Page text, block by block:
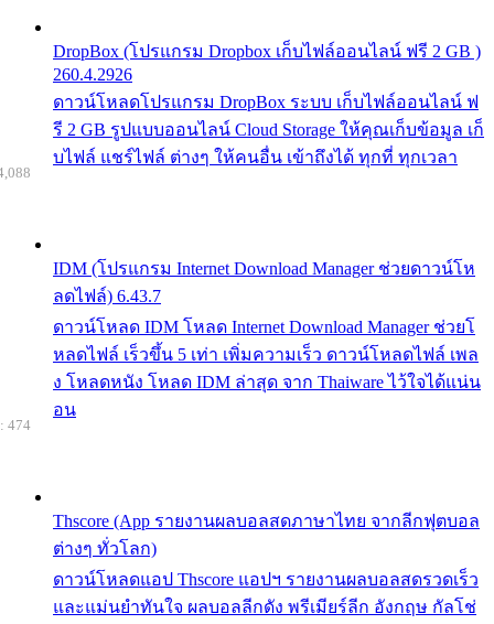
DropBox (โปรแกรม Dropbox เก็บไฟล์ออนไลน์ ฟรี 2 GB )
260.4.2926
ดาวน์โหลดโปรแกรม DropBox ระบบ เก็บไฟล์ออนไลน์ ฟ
รี 2 GB รูปแบบออนไลน์ Cloud Storage ให้คุณเก็บข้อมูล เก็
บไฟล์ แชร์ไฟล์ ต่างๆ ให้คนอื่น เข้าถึงได้ ทุกที่ ทุกเวลา
IDM (โปรแกรม Internet Download Manager ช่วยดาวน์โห
ลดไฟล์) 6.43.7
ดาวน์โหลด IDM โหลด Internet Download Manager ช่วยโ
หลดไฟล์ เร็วขึ้น 5 เท่า เพิ่มความเร็ว ดาวน์โหลดไฟล์ เพล
ง โหลดหนัง โหลด IDM ล่าสุด จาก Thaiware ไว้ใจได้แน่น
อน
Thscore (App รายงานผลบอลสดภาษาไทย จากลีกฟุตบอล
ต่างๆ ทั่วโลก)
ดาวน์โหลดแอป Thscore แอปฯ รายงานผลบอลสดรวดเร็ว
และแม่นยำทันใจ ผลบอลลีกดัง พรีเมียร์ลีก อังกฤษ กัลโช่
474